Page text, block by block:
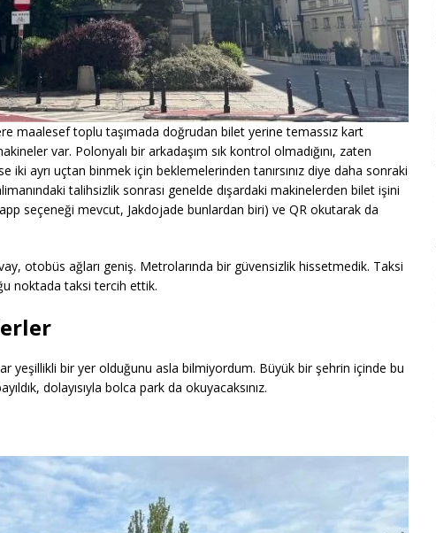
maalesef toplu taşımada doğrudan bilet yerine temassız kart
var. Polonyalı bir arkadaşım sık kontrol olmadığını, zaten
ayrı uçtan binmek için beklemelerinden tanırsınız diye daha sonraki
talihsizlik sonrası genelde dışardaki makinelerden bilet işini
seçeneği mevcut, Jakdojade bunlardan biri) ve QR okutarak da
otobüs ağları geniş. Metrolarında bir güvensizlik hissetmedik. Taksi
noktada taksi tercih ettik.
yeşillikli bir yer olduğunu asla bilmiyordum. Büyük bir şehrin içinde bu
dolayısıyla bolca park da okuyacaksınız.